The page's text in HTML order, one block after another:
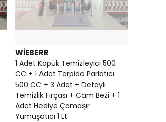
WİEBERR
1 Adet Köpük Temizleyici 500
CC + 1 Adet Torpido Parlatıcı
500 CC + 3 Adet + Detaylı
Temizlik Fırçası + Cam Bezi + 1
Adet Hediye Çamaşır
Yumuşatıcı 1 Lt